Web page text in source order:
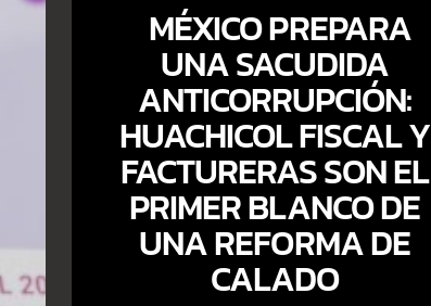
MÉXICO PREPARA
UNA SACUDIDA
ANTICORRUPCIÓN:
HUACHICOL FISCAL Y
FACTURERAS SON EL
PRIMER BLANCO DE
UNA REFORMA DE
CALADO